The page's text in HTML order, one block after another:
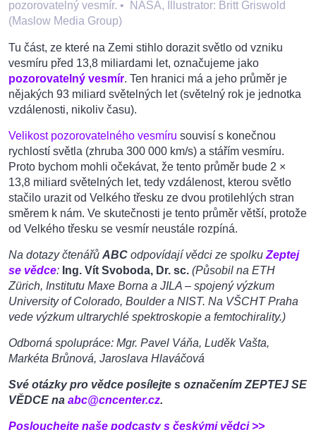
pozorovatelný vesmír. •
NASA, Illustrator: Britt Griswold
(Maslow Media Group)
Tu část, ze které na Zemi stihlo dorazit světlo od vzniku
vesmíru před 13,8 miliardami let, označujeme jako
pozorovatelný vesmír. Ten hranici má a jeho průměr je
nějakých 93 miliard světelných let (světelný rok je jednotka
vzdálenosti, nikoliv času).
Velikost pozorovatelného vesmíru souvisí s konečnou
rychlostí světla (zhruba 300 000 km/s) a stářím vesmíru.
Proto bychom mohli očekávat, že tento průměr bude 2 ×
13,8 miliard světelných let, tedy vzdálenost, kterou světlo
stačilo urazit od Velkého třesku ze dvou protilehlých stran
směrem k nám. Ve skutečnosti je tento průměr větší, protože
od Velkého třesku se vesmír neustále rozpíná.
Na dotazy čtenářů ABC odpovídají vědci ze spolku Zeptej
se vědce: Ing. Vít Svoboda, Dr. sc. (Působil na ETH
Zürich, Institutu Maxe Borna a JILA – spojený výzkum
University of Colorado, Boulder a NIST. Na VŠCHT Praha
vede výzkum ultrarychlé spektroskopie a femtochirality.)
Odborná spolupráce: Mgr. Pavel Váňa, Luděk Vašta,
Markéta Brůnová, Jaroslava Hlaváčová
Své otázky pro vědce posílejte s označením ZEPTEJ SE
VĚDCE na abc@cncenter.cz.
Poslouchejte naše podcasty s českými vědci >>